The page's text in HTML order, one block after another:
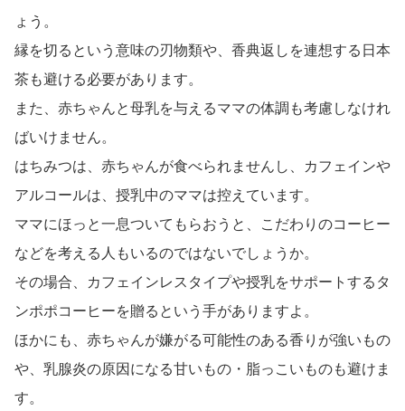
ょう。
縁を切るという意味の刃物類や、香典返しを連想する日本
茶も避ける必要があります。
また、赤ちゃんと母乳を与えるママの体調も考慮しなけれ
ばいけません。
はちみつは、赤ちゃんが食べられませんし、カフェインや
アルコールは、授乳中のママは控えています。
ママにほっと一息ついてもらおうと、こだわりのコーヒー
などを考える人もいるのではないでしょうか。
その場合、カフェインレスタイプや授乳をサポートするタ
ンポポコーヒーを贈るという手がありますよ。
ほかにも、赤ちゃんが嫌がる可能性のある香りが強いもの
や、乳腺炎の原因になる甘いもの・脂っこいものも避けま
す。